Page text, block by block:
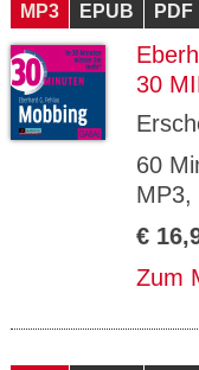
MP3 EPUB PDF
30
60
MP3,
€
Zum